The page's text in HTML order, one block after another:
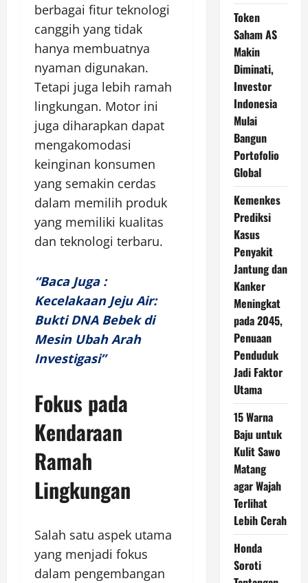
berbagai fitur teknologi
canggih yang tidak
hanya membuatnya
nyaman digunakan.
Tetapi juga lebih ramah
lingkungan. Motor ini
juga diharapkan dapat
mengakomodasi
keinginan konsumen
yang semakin cerdas
dalam memilih produk
yang memiliki kualitas
dan teknologi terbaru.
“Baca Juga :
Kecelakaan Jeju Air:
Bukti DNA Bebek di
Mesin Ubah Arah
Investigasi”
Fokus pada
Kendaraan
Ramah
Lingkungan
Salah satu aspek utama
yang menjadi fokus
dalam pengembangan
Token
Saham AS
Makin
Diminati,
Investor
Indonesia
Mulai
Bangun
Portofolio
Global
Kemenkes
Prediksi
Kasus
Penyakit
Jantung dan
Kanker
Meningkat
pada 2045,
Penuaan
Penduduk
Jadi Faktor
Utama
15 Warna
Baju untuk
Kulit Sawo
Matang
agar Wajah
Terlihat
Lebih Cerah
Honda
Soroti